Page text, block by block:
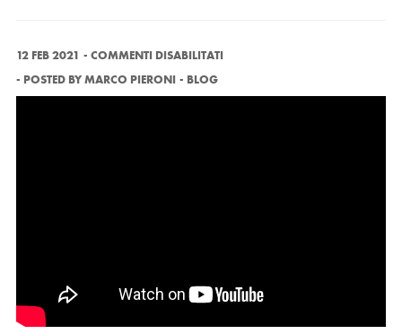
12 FEB 2021 COMMENTI DISABILITATISU
NELLO
POSTED BYMARCO PIERONI BLOG